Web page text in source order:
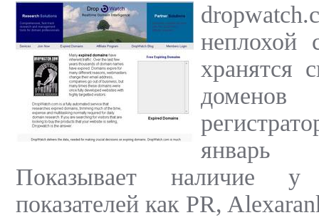
неплохой
хранятся
Показывает наличие
показателей как PR,